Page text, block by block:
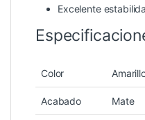
Excelente
Color
Acabado Mate